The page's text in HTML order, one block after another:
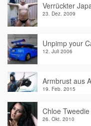
Verrückter
23. Dez. 2009
Unpimp your
12. Juli 2006
Armbrust aus
19. Feb. 2015
Chloe Tweedie
26. Okt. 2010